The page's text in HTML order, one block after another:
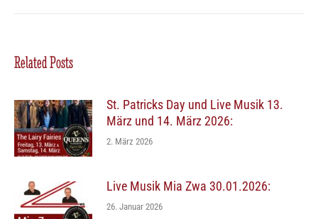
Related Posts
St. Patricks Day und Live Musik 13.
März und 14. März 2026:
2. März 2026
Live Musik Mia Zwa 30.01.2026:
26. Januar 2026